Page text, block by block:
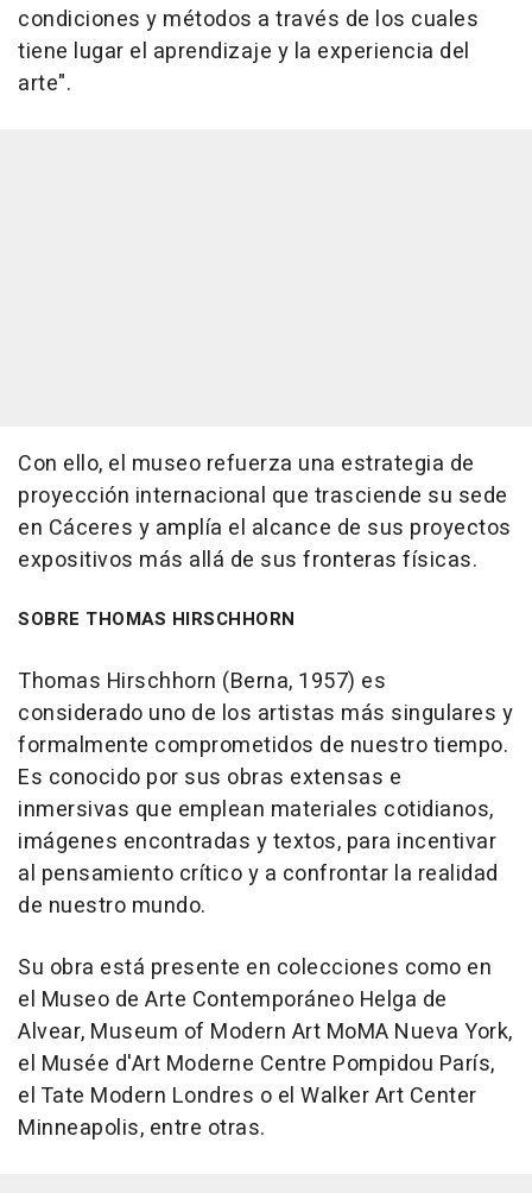
condiciones y métodos a través de los cuales
tiene lugar el aprendizaje y la experiencia del
arte".
Con ello, el museo refuerza una estrategia de
proyección internacional que trasciende su sede
en Cáceres y amplía el alcance de sus proyectos
expositivos más allá de sus fronteras físicas.
SOBRE THOMAS HIRSCHHORN
Thomas Hirschhorn (Berna, 1957) es
considerado uno de los artistas más singulares y
formalmente comprometidos de nuestro tiempo.
Es conocido por sus obras extensas e
inmersivas que emplean materiales cotidianos,
imágenes encontradas y textos, para incentivar
al pensamiento crítico y a confrontar la realidad
de nuestro mundo.
Su obra está presente en colecciones como en
el Museo de Arte Contemporáneo Helga de
Alvear, Museum of Modern Art MoMA Nueva York,
el Musée d'Art Moderne Centre Pompidou París,
el Tate Modern Londres o el Walker Art Center
Minneapolis, entre otras.